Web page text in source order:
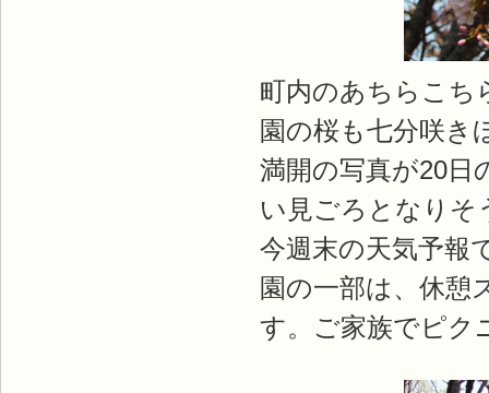
町内のあちらこち
園の桜も七分咲き
満開の写真が20日
い見ごろとなりそ
今週末の天気予報
園の一部は、休憩
す。ご家族でピク